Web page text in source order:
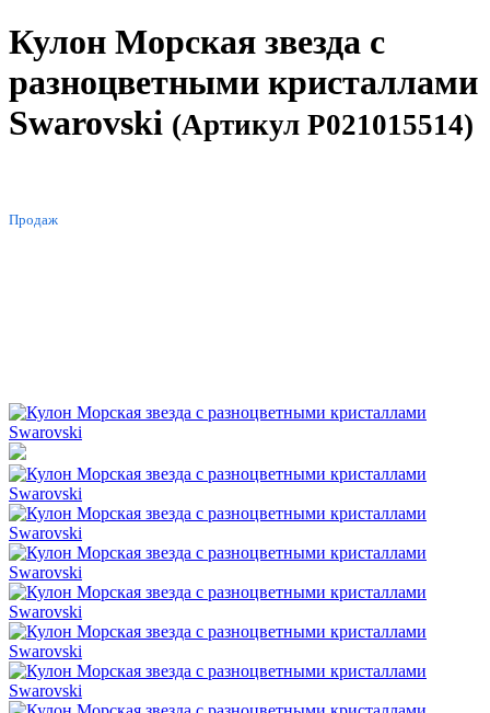
Кулон Морская звезда с
разноцветными кристаллами
Swarovski (Артикул P021015514)
Продаж